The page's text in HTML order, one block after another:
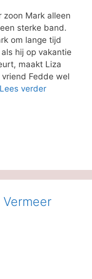
zoon Mark alleen
sterke band.
om lange tijd
hij op vakantie
maakt Liza
Fedde wel
Lees verder